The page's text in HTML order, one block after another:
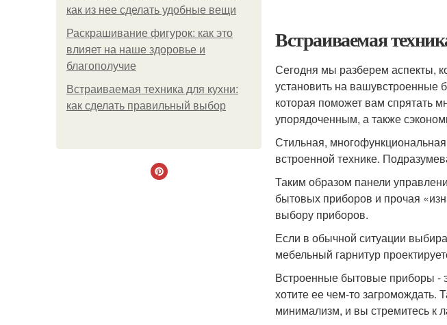
как из нее сделать удобные вещи
Раскрашивание фигурок: как это
влияет на наше здоровье и
благополучие
Встраиваемая техника для кухни:
как сделать правильный выбор
Встраиваемая
Сегодня мы разберем аспекты,
установить на вашувстроенные
которая поможет вам спрятать
упорядоченным, а также
Стильная,
встроенной технике.
Таким образом панели
бытовых приборов и прочая
выбору приборов.
Если в обычной ситуации
мебельный гарнитур
Встроенные бытовые приборы -
хотите ее чем-то загромождать.
минимализм, и вы стремитесь к